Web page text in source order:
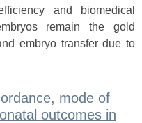
and biomedical
remain the gold
embryo transfer due to
mode of
outcomes in